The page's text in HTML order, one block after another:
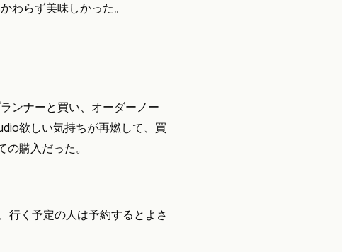
わらず美味しかった。
ンナーと買い、オーダーノー
欲しい気持ちが再燃して、買
購入だった。
行く予定の人は予約するとよさ